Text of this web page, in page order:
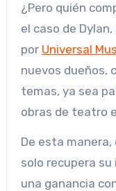
¿Pero quién
el caso de
por Universal
nuevos dueños,
temas, ya sea
obras de teatro
De esta
solo recupera su
una ganancia